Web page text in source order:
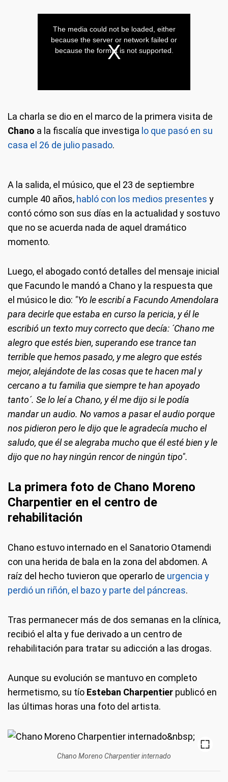
La charla se dio en el marco de la primera visita de
Chano a la fiscalía que investiga lo que pasó en su
casa el 26 de julio pasado.
A la salida, el músico, que el 23 de septiembre
cumple 40 años, habló con los medios presentes y
contó cómo son sus días en la actualidad y sostuvo
que no se acuerda nada de aquel dramático
momento.
Luego, el abogado contó detalles del mensaje inicial
que Facundo le mandó a Chano y la respuesta que
el músico le dio: "Yo le escribí a Facundo Amendolara
para decirle que estaba en curso la pericia, y él le
escribió un texto muy correcto que decía: ´Chano me
alegro que estés bien, superando ese trance tan
terrible que hemos pasado, y me alegro que estés
mejor, alejándote de las cosas que te hacen mal y
cercano a tu familia que siempre te han apoyado
tanto´. Se lo leí a Chano, y él me dijo si le podía
mandar un audio. No vamos a pasar el audio porque
nos pidieron pero le dijo que le agradecía mucho el
saludo, que él se alegraba mucho que él esté bien y le
dijo que no hay ningún rencor de ningún tipo".
La primera foto de Chano Moreno
Charpentier en el centro de
rehabilitación
Chano estuvo internado en el Sanatorio Otamendi
con una herida de bala en la zona del abdomen. A
raíz del hecho tuvieron que operarlo de urgencia y
perdió un riñón, el bazo y parte del páncreas.
Tras permanecer más de dos semanas en la clínica,
recibió el alta y fue derivado a un centro de
rehabilitación para tratar su adicción a las drogas.
Aunque su evolución se mantuvo en completo
hermetismo, su tío Esteban Charpentier publicó en
las últimas horas una foto del artista.
Chano Moreno Charpentier internado